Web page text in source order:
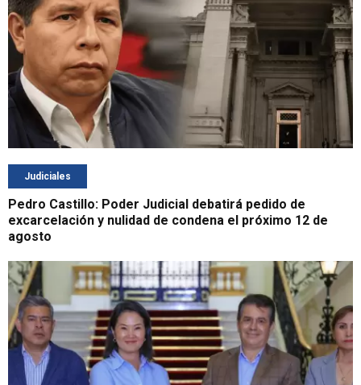
Judiciales
Pedro Castillo: Poder Judicial debatirá pedido de
excarcelación y nulidad de condena el próximo 12 de
agosto